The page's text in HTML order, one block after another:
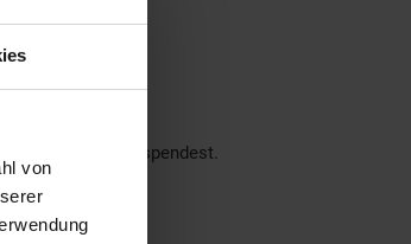
von
spendest.